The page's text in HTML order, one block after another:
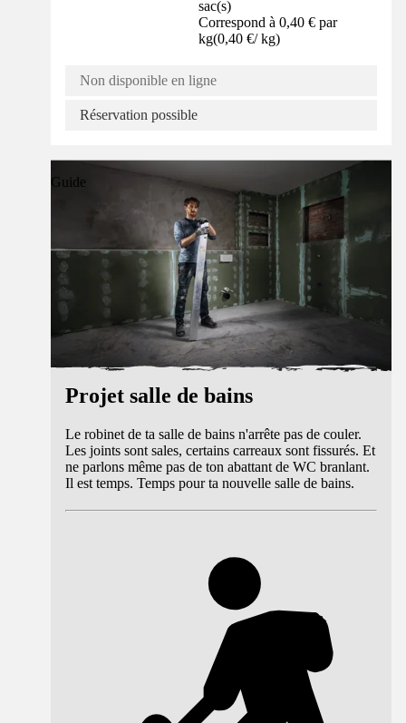
sac(s)
Correspond à 0,40 € par
kg(0,40 €/ kg)
Non disponible en ligne
Réservation possible
Guide
Projet salle de bains
Le robinet de ta salle de bains n'arrête pas de couler.
Les joints sont sales, certains carreaux sont fissurés. Et
ne parlons même pas de ton abattant de WC branlant.
Il est temps. Temps pour ta nouvelle salle de bains.